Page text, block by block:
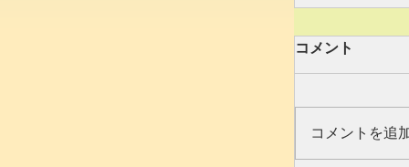
2024作品展
コメント
コメントを追